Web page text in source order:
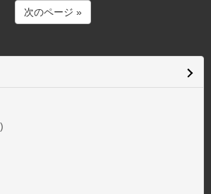
次のページ »